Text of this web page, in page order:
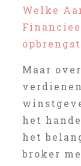
Welke
Maar
het
het
broker